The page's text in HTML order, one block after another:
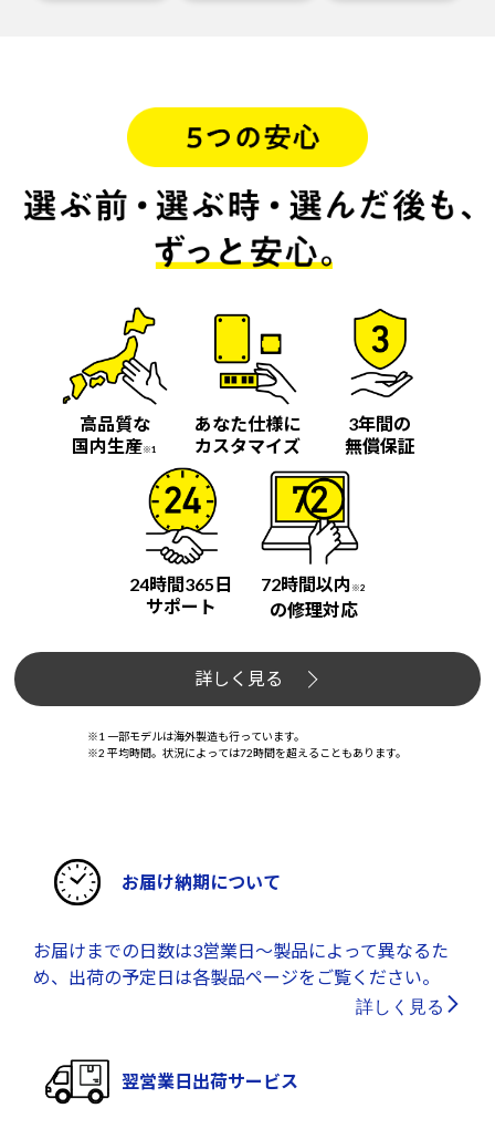
高品質な
国内生産※1
あなた仕様に
カスタマイズ
3年間の
無償保証
24時間365日
サポート
72時間以内 ※2
の修理対応
詳しく見る
※1 一部モデルは海外製造も行っています。
※2 平均時間。状況によっては72時間を超えることもあります。
お届け納期について
お届けまでの日数は3営業日～製品によって異なるた
め、出荷の予定日は各製品ページをご覧ください。
詳しく見る
翌営業日出荷サービス